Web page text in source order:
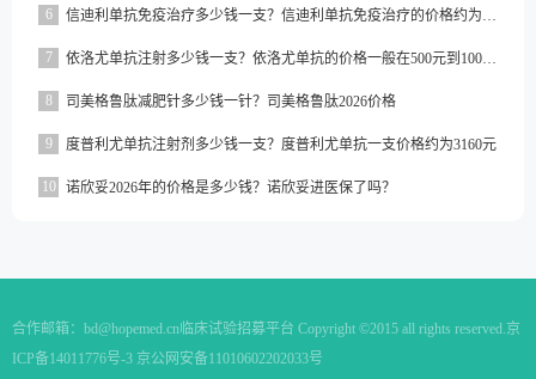
6 信迪利单抗免疫治疗多少钱一支？信迪利单抗免疫治疗的价格约为2843元一支
7 依洛尤单抗注射多少钱一支？依洛尤单抗的价格一般在500元到1000元之间一支
8 司美格鲁肽减肥针多少钱一针？司美格鲁肽2026价格
9 度普利尤单抗注射剂多少钱一支？度普利尤单抗一支价格约为3160元
10 诺欣妥2026年的价格是多少钱？诺欣妥进医保了吗？
合作邮箱： bd@hopemed.cn临床试验招募平台 Copyright ©2015 all rights reserved.京
ICP备14011776号-3 京公网安备11010602202033号